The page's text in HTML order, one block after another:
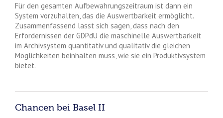
Für den gesamten Aufbewahrungszeitraum ist dann ein
System vorzuhalten, das die Auswertbarkeit ermöglicht.
Zusammenfassend lasst sich sagen, dass nach den
Erfordernissen der GDPdU die maschinelle Auswertbarkeit
im Archivsystem quantitativ und qualitativ die gleichen
Möglichkeiten beinhalten muss, wie sie ein Produktivsystem
bietet.
Chancen bei Basel II